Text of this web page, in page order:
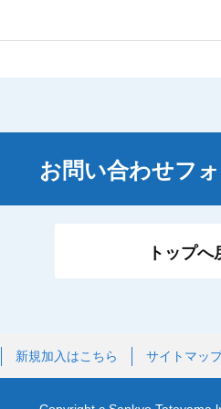
お問い合わせフ
トップへ
新規加入はこちら サイトマッ